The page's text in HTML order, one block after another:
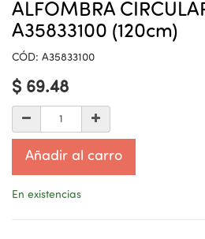
ALFOMBRA
A35833100 (120cm)
CÓD: A35833100
$ 69.48
Añadir al carro
En existencias